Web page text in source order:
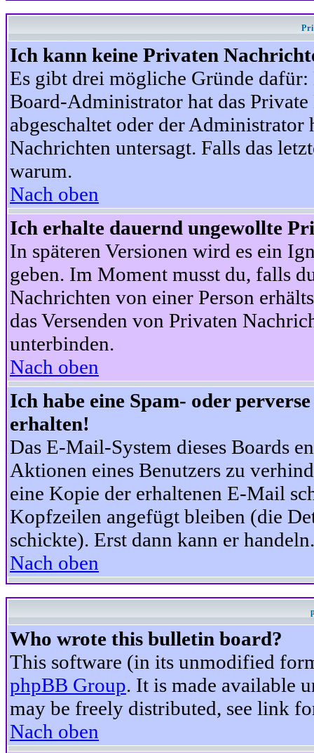
Ich kann keine Privaten
Es gibt drei mögliche Gründe
Board-Administrator hat das
abgeschaltet oder der
Nachrichten untersagt. Falls das
warum.
Nach oben
Ich erhalte dauernd ungewollte
In späteren Versionen wird es ein
geben. Im Moment musst du, falls
Nachrichten von einer Person
das Versenden von Privaten
unterbinden.
Nach oben
Ich habe eine Spam- oder
erhalten!
Das E-Mail-System dieses Boards
Aktionen eines Benutzers zu
eine Kopie der erhaltenen E-Mail
Kopfzeilen angefügt bleiben (die
schickte). Erst dann kann er handeln.
Nach oben
Who wrote this bulletin board?
This software (in its unmodified
phpBB Group. It is made available
may be freely distributed, see link
Nach oben